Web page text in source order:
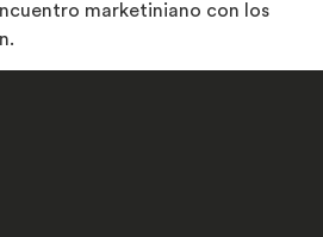
marketiniano con los